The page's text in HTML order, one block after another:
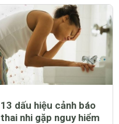
13 dấu hiệu cảnh báo
thai nhi gặp nguy hiểm